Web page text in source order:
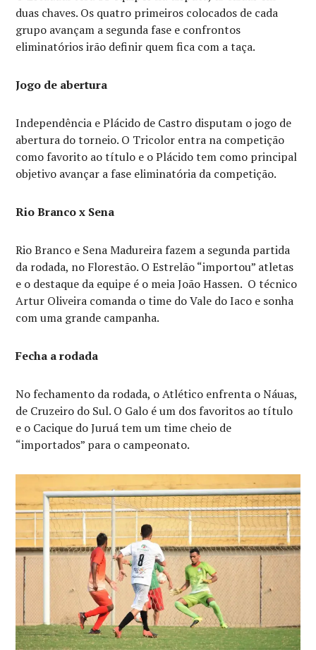
duas chaves. Os quatro primeiros colocados de cada
grupo avançam a segunda fase e confrontos
eliminatórios irão definir quem fica com a taça.
Jogo de abertura
Independência e Plácido de Castro disputam o jogo de
abertura do torneio. O Tricolor entra na competição
como favorito ao título e o Plácido tem como principal
objetivo avançar a fase eliminatória da competição.
Rio Branco x Sena
Rio Branco e Sena Madureira fazem a segunda partida
da rodada, no Florestão. O Estrelão “importou” atletas
e o destaque da equipe é o meia João Hassen. O técnico
Artur Oliveira comanda o time do Vale do Iaco e sonha
com uma grande campanha.
Fecha a rodada
No fechamento da rodada, o Atlético enfrenta o Náuas,
de Cruzeiro do Sul. O Galo é um dos favoritos ao título
e o Cacique do Juruá tem um time cheio de
“importados” para o campeonato.